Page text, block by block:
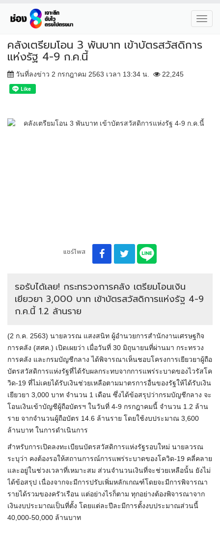
คลังเตรียมโอน 3 พันบาท เข้าบัตรสวัสดิการ
แห่งรัฐ 4-9 ก.ค.นี้
วันที่ลงข่าว 2 กรกฎาคม 2563 เวลา 13:34 น. 22,245
แชร์โพส
รอรับได้เลย! กระทรวงการคลัง เตรียมโอนเงิน
เยียวยา 3,000 บาท เข้าบัตรสวัสดิการแห่งรัฐ 4-9
ก.ค.นี้ 1.2 ล้านราย
(2 ก.ค. 2563) นายลวรณ แสงสนิท ผู้อำนวยการสำนักงานเศรษฐกิจ
การคลัง (สศค.) เปิดเผยว่า เมื่อวันที่ 30 มิถุนายนที่ผ่านมา กระทรวง
การคลัง และกรมบัญชีกลาง ได้พิจารณาเห็นชอบโครงการเยียวยาผู้ถือ
บัตรสวัสดิการแห่งรัฐที่ได้รับผลกระทบจากการแพร่ระบาดของไวรัสโค
วิด-19 ที่ไม่เคยได้รับเงินช่วยเหลือตามมาตรการอื่นของรัฐให้ได้รับเงิน
เยียวยา 3,000 บาท จำนวน 1 เดือน ซึ่งได้ข้อสรุปว่ากรมบัญชีกลาง จะ
โอนเงินเข้าบัญชีผู้ถือบัตรฯ ในวันที่ 4-9 กรกฎาคมนี้ จำนวน 1.2 ล้าน
ราย จากจำนวนผู้ถือบัตร 14.6 ล้านราย โดยใช้งบประมาณ 3,600
ล้านบาท ในการดำเนินการ
สำหรับการเปิดลงทะเบียนบัตรสวัสดิการแห่งรัฐรอบใหม่ นายลวรณ
ระบุว่า คงต้องรอให้สถานการณ์การแพร่ระบาด​ของโควิด-19 คลี่คลาย​
และอยู่ในช่วงเวลาที่เหมาะสม ส่วนจำนวนเงินที่จะช่วยเหลือ​นั้น ยังไม่
ได้ข้อสรุป​ เนื่องจาก​จะมีการปรับเพิ่มหลักเกณฑ์​โดยจะมีการพิจารณา​
รายได้รวมของครัวเรือน​ แต่อย่างไรก็ตาม ทุกอย่างต้องพิจารณา​จาก
เงินงบประมาณ​เป็นที่ตั้ง โดยแต่ละปีละมีการตั้งงบประมาณ​ส่วนนี้
40,000-50,000 ล้านบาท